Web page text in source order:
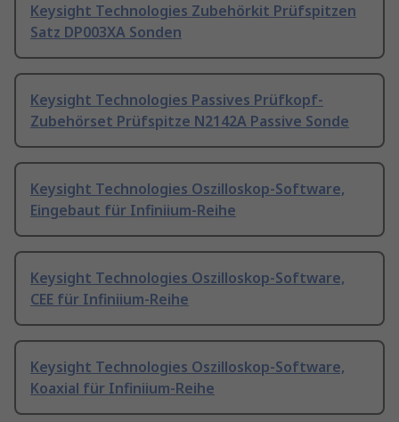
Keysight Technologies Zubehörkit Prüfspitzen
Satz DP003XA Sonden
Keysight Technologies Passives Prüfkopf-
Zubehörset Prüfspitze N2142A Passive Sonde
Keysight Technologies Oszilloskop-Software,
Eingebaut für Infiniium-Reihe
Keysight Technologies Oszilloskop-Software,
CEE für Infiniium-Reihe
Keysight Technologies Oszilloskop-Software,
Koaxial für Infiniium-Reihe